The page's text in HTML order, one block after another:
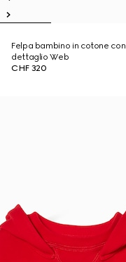
Felpa bambino in cotone con
dettaglio Web
CHF 320